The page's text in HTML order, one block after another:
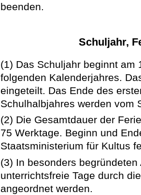
beenden.
Schuljahr,
(1) Das Schuljahr beginnt am
folgenden Kalenderjahres.
eingeteilt. Das Ende des
Schulhalbjahres werden vom
(2) Die Gesamtdauer der
75 Werktage. Beginn und
Staatsministerium für Kultus
(3) In besonders
unterrichtsfreie Tage durch
angeordnet werden.